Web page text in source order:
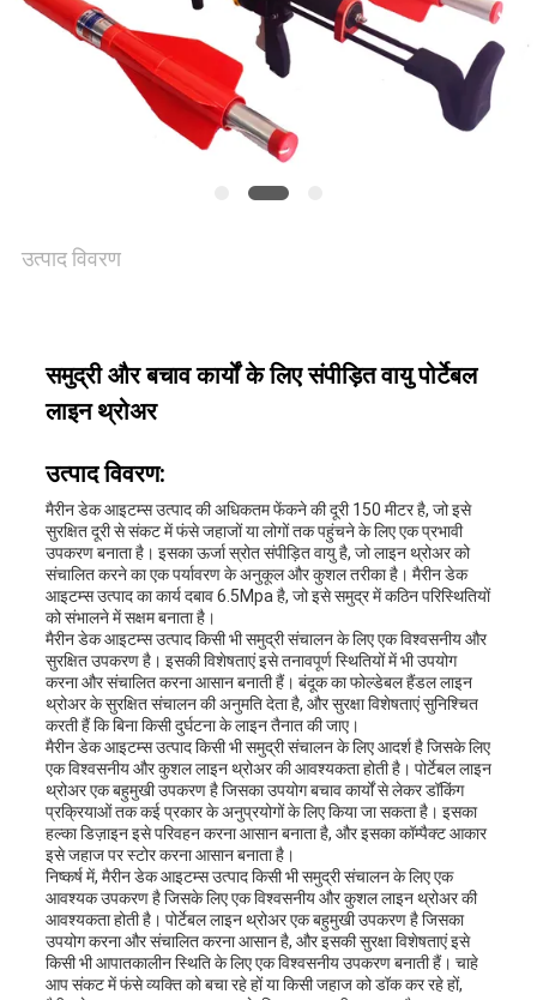
POLICY
उत्पाद विवरण
समुद्री और बचाव कार्यों के लिए संपीड़ित वायु पोर्टेबल
लाइन थ्रोअर
उत्पाद विवरण:
मैरीन डेक आइटम्स उत्पाद की अधिकतम फेंकने की दूरी 150 मीटर है, जो इसे
सुरक्षित दूरी से संकट में फंसे जहाजों या लोगों तक पहुंचने के लिए एक प्रभावी
उपकरण बनाता है। इसका ऊर्जा स्रोत संपीड़ित वायु है, जो लाइन थ्रोअर को
संचालित करने का एक पर्यावरण के अनुकूल और कुशल तरीका है। मैरीन डेक
आइटम्स उत्पाद का कार्य दबाव 6.5Mpa है, जो इसे समुद्र में कठिन परिस्थितियों
को संभालने में सक्षम बनाता है।
मैरीन डेक आइटम्स उत्पाद किसी भी समुद्री संचालन के लिए एक विश्वसनीय और
सुरक्षित उपकरण है। इसकी विशेषताएं इसे तनावपूर्ण स्थितियों में भी उपयोग
करना और संचालित करना आसान बनाती हैं। बंदूक का फोल्डेबल हैंडल लाइन
थ्रोअर के सुरक्षित संचालन की अनुमति देता है, और सुरक्षा विशेषताएं सुनिश्चित
करती हैं कि बिना किसी दुर्घटना के लाइन तैनात की जाए।
मैरीन डेक आइटम्स उत्पाद किसी भी समुद्री संचालन के लिए आदर्श है जिसके लिए
एक विश्वसनीय और कुशल लाइन थ्रोअर की आवश्यकता होती है। पोर्टेबल लाइन
थ्रोअर एक बहुमुखी उपकरण है जिसका उपयोग बचाव कार्यों से लेकर डॉकिंग
प्रक्रियाओं तक कई प्रकार के अनुप्रयोगों के लिए किया जा सकता है। इसका
हल्का डिज़ाइन इसे परिवहन करना आसान बनाता है, और इसका कॉम्पैक्ट आकार
इसे जहाज पर स्टोर करना आसान बनाता है।
निष्कर्ष में, मैरीन डेक आइटम्स उत्पाद किसी भी समुद्री संचालन के लिए एक
आवश्यक उपकरण है जिसके लिए एक विश्वसनीय और कुशल लाइन थ्रोअर की
आवश्यकता होती है। पोर्टेबल लाइन थ्रोअर एक बहुमुखी उपकरण है जिसका
उपयोग करना और संचालित करना आसान है, और इसकी सुरक्षा विशेषताएं इसे
किसी भी आपातकालीन स्थिति के लिए एक विश्वसनीय उपकरण बनाती हैं। चाहे
आप संकट में फंसे व्यक्ति को बचा रहे हों या किसी जहाज को डॉक कर रहे हों,